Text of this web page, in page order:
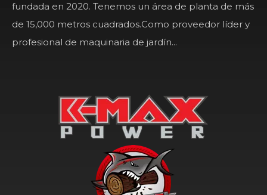
fundada en 2020. Tenemos un área de planta de más
de 15,000 metros cuadrados.Como proveedor líder y
profesional de maquinaria de jardín...